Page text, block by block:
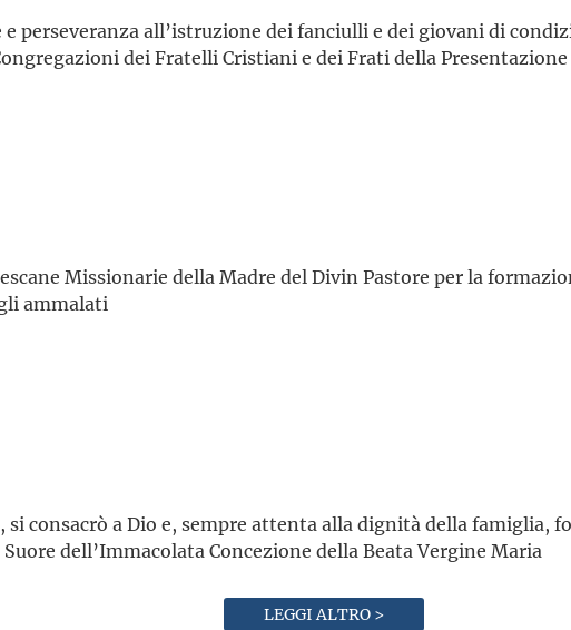
perseveranza all’istruzione dei fanciulli e dei giovani di
dei Fratelli Cristiani e dei Frati della Presentazione
Missionarie della Madre del Divin Pastore per la
ammalati
consacrò a Dio e, sempre attenta alla dignità della famiglia,
dell’Immacolata Concezione della Beata Vergine Maria
LEGGI ALTRO >